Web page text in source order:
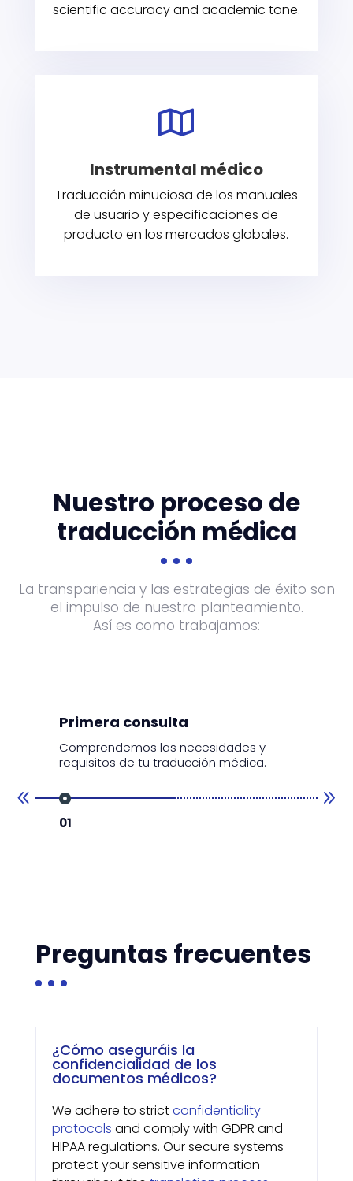
scientific accuracy and academic tone.

Instrumental médico
Traducción minuciosa de los manuales
de usuario y especificaciones de
producto en los mercados globales.
Nuestro proceso de
traducción médica
La transpariencia y las estrategias de éxito son
el impulso de nuestro planteamiento.
Así es como trabajamos:
01
Primera consulta
Comprendemos las necesidades y
requisitos de tu traducción médica.
Preguntas frecuentes
¿Cómo aseguráis la
confidencialidad de los
documentos médicos?
We adhere to strictconfidentiality
protocols and comply with GDPR and
HIPAA regulations. Our secure systems
protect your sensitive information